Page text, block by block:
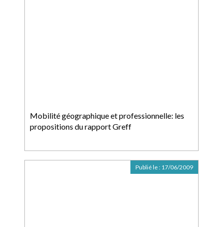
Mobilité géographique et professionnelle: les
propositions du rapport Greff
Publié le : 17/06/2009